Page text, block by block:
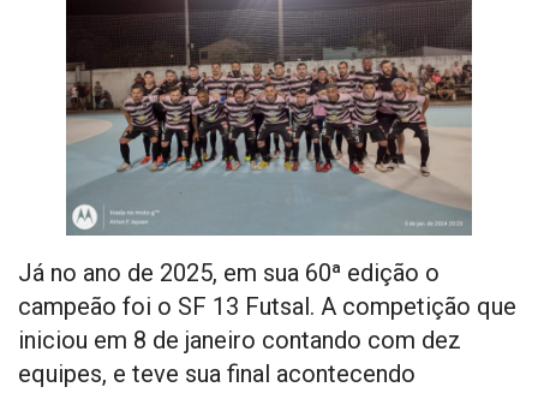
Já no ano de 2025, em sua 60ª edição o
campeão foi o SF 13 Futsal. A competição que
iniciou em 8 de janeiro contando com dez
equipes, e teve sua final acontecendo